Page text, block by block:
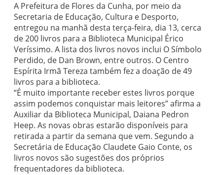
A Prefeitura de Flores da Cunha, por meio da
Secretaria de Educação, Cultura e Desporto,
entregou na manhã desta terça-feira, dia 13, cerca
de 200 livros para a Biblioteca Municipal Érico
Veríssimo. A lista dos livros novos inclui O Símbolo
Perdido, de Dan Brown, entre outros. O Centro
Espírita Irmã Tereza também fez a doação de 49
livros para a biblioteca.
“É muito importante receber estes livros porque
assim podemos conquistar mais leitores” afirma a
Auxiliar da Biblioteca Municipal, Daiana Pedron
Heep. As novas obras estarão disponíveis para
retirada a partir da semana que vem. Segundo a
Secretária de Educação Claudete Gaio Conte, os
livros novos são sugestões dos próprios
frequentadores da biblioteca.